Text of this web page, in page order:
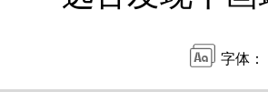
字体：